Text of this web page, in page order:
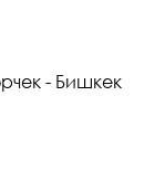
- Бишкек